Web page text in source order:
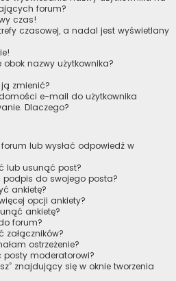
forum?
czas!
czasowej, a nadal jest wyświetlany
nazwy użytkownika?
zmienić?
e-mail do użytkownika
Dlaczego?
lub wysłać odpowiedź w
lub usunąć post?
do swojego posta?
ankietę?
opcji ankiety?
ankietę?
forum?
ostrzeżenie?
posty moderatorowi?
znajdujący się w oknie tworzenia